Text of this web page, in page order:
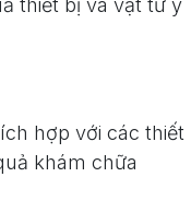
thiết bị và vật tư y
hợp với các thiết
khám chữa